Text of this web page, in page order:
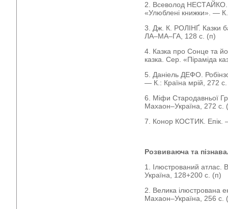
2. Всеволод НЕСТАЙКО.
«Улюблені книжки». —
3. Дж. К. РОЛІНҐ. Казки
ЛА–МА–ГА, 128 с. (п)
4. Казка про Сонце та
казка. Сер. «Піраміда
5. Даніель ДЕФО.
— К.: Країна мрій, 272 с.
6. Міфи Стародавньої
Махаон–Україна, 272 с.
7. Конор КОСТИК. Епік.
Розвиваюча та
1. Ілюстрований
Україна, 128+200 с. (п)
2. Велика ілюстрована
Махаон–Україна, 256 с.